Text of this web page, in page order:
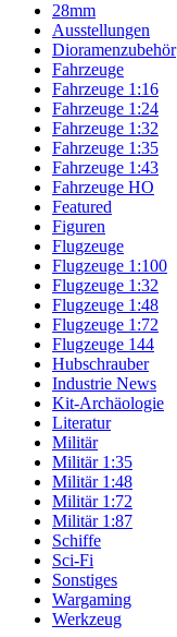
28mm
Ausstellungen
Dioramenzubehör
Fahrzeuge
Fahrzeuge 1:16
Fahrzeuge 1:24
Fahrzeuge 1:32
Fahrzeuge 1:35
Fahrzeuge 1:43
Fahrzeuge HO
Featured
Figuren
Flugzeuge
Flugzeuge 1:100
Flugzeuge 1:32
Flugzeuge 1:48
Flugzeuge 1:72
Flugzeuge 144
Hubschrauber
Industrie News
Kit-Archäologie
Literatur
Militär
Militär 1:35
Militär 1:48
Militär 1:72
Militär 1:87
Schiffe
Sci-Fi
Sonstiges
Wargaming
Werkzeug